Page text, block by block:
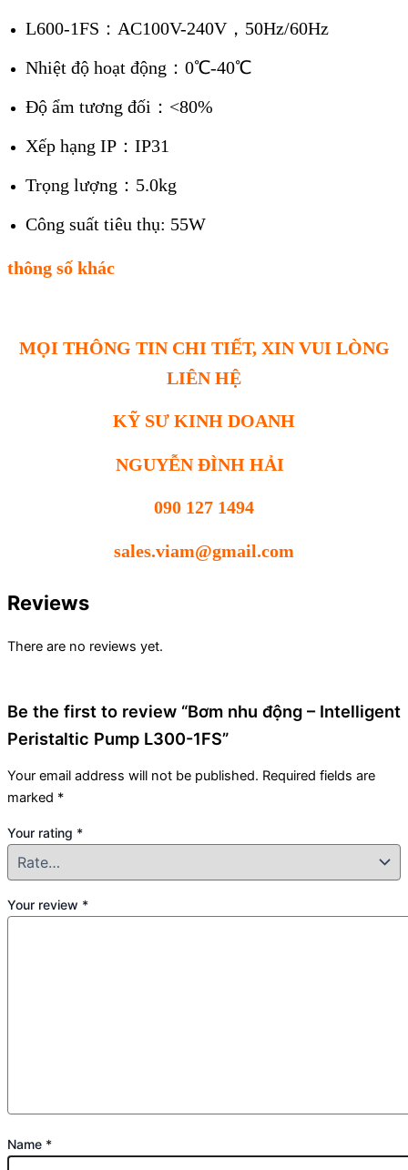
L600-1FS：AC100V-240V，50Hz/60Hz
Nhiệt độ hoạt động：0℃-40℃
Độ ẩm tương đối：<80%
Xếp hạng IP：IP31
Trọng lượng：5.0kg
Công suất tiêu thụ: 55W
thông số khác
MỌI THÔNG TIN CHI TIẾT, XIN VUI LÒNG
LIÊN HỆ
KỸ SƯ KINH DOANH
NGUYỄN ĐÌNH HẢI
090 127 1494
sales.viam@gmail.com
Reviews
There are no reviews yet.
Be the first to review “Bơm nhu động – Intelligent
Peristaltic Pump L300-1FS”
Your email address will not be published. Required fields are
marked *
Your rating *
Your review *
Name *